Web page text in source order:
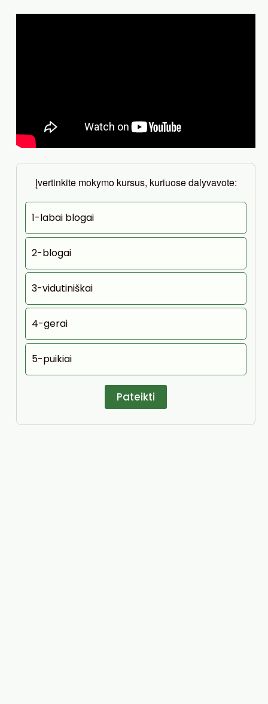
Įvertinkite mokymo kursus, kuriuose dalyvavote:
1-labai blogai
2-blogai
3-vidutiniškai
4-gerai
5-puikiai